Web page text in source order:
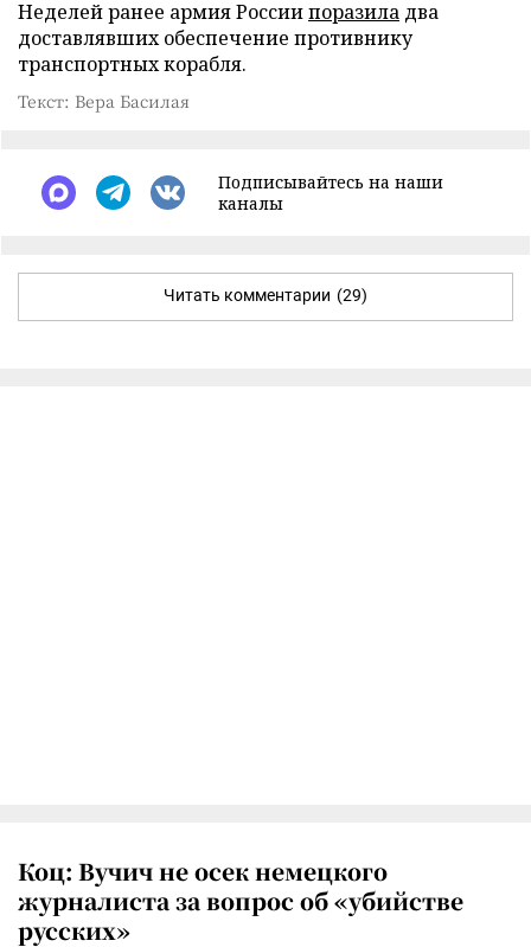
Неделей ранее армия Россиипоразила два
доставлявших обеспечение противнику
транспортных корабля.
Текст: Вера Басилая
Подписывайтесь на наши
каналы
Читать комментарии (29)
Коц: Вучич не осек немецкого
журналиста за вопрос об «убийстве
русских»